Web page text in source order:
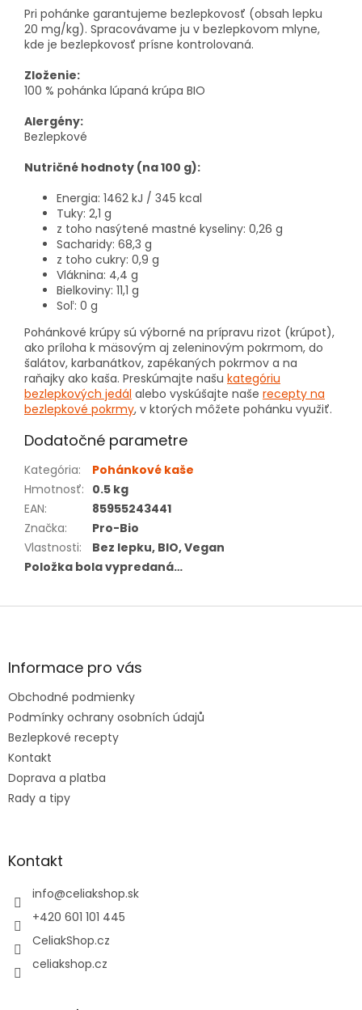
Pri pohánke garantujeme bezlepkovosť (obsah lepku
20 mg/kg). Spracovávame ju v bezlepkovom mlyne,
kde je bezlepkovosť prísne kontrolovaná.
Zloženie:
100 % pohánka lúpaná krúpa BIO
Alergény:
Bezlepkové
Nutričné hodnoty (na 100 g):
Energia: 1462 kJ / 345 kcal
Tuky: 2,1 g
z toho nasýtené mastné kyseliny: 0,26 g
Sacharidy: 68,3 g
z toho cukry: 0,9 g
Vláknina: 4,4 g
Bielkoviny: 11,1 g
Soľ: 0 g
Pohánkové krúpy sú výborné na prípravu rizot (krúpot),
ako príloha k mäsovým aj zeleninovým pokrmom, do
šalátov, karbanátkov, zapékaných pokrmov a na
raňajky ako kaša. Preskúmajte našu kategóriu
bezlepkových jedál alebo vyskúšajte naše recepty na
bezlepkové pokrmy, v ktorých môžete pohánku využiť.
Dodatočné parametre
Kategória:
Pohánkové kaše
Hmotnosť: 0.5 kg
EAN:
85955243441
Značka:
Pro-Bio
Vlastnosti:
Bez lepku, BIO, Vegan
Položka bola vypredaná…
Z
ä
e
Informace pro vás
Obchodné podmienky
Podmínky ochrany osobních údajů
Bezlepkové recepty
Kontakt
Doprava a platba
Rady a tipy
Kontakt
info@celiakshop.sk
+420 601 101 445
CeliakShop.cz
celiakshop.cz